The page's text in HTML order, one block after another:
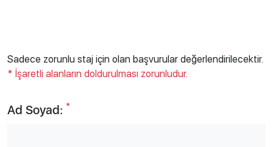
Sadece zorunlu staj için olan başvurular değerlendirilecektir.
* İşaretli alanların doldurulması zorunludur.
Ad Soyad: *